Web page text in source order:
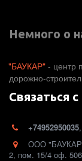
Немного о
"БАУКАР" - центр
дорожно-
Связаться
+74952950035,
ООО
2, пом. 15/4 оф. 506